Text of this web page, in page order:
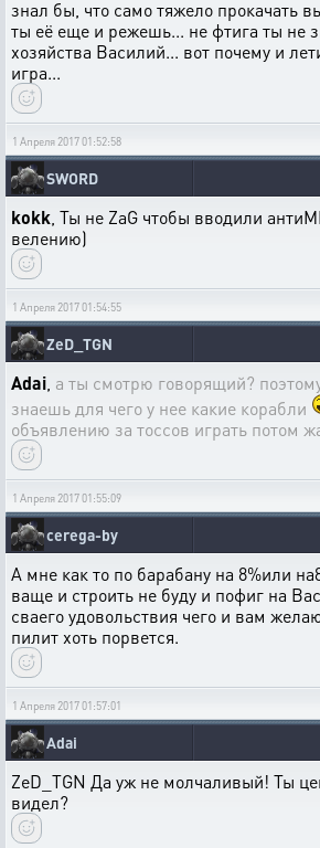
знал бы, что само тяжело прокачать
ты её еще и режешь... не фтига ты не
хозяйства Василий... вот почему и
игра...
1 Апреля 2017 01:52:58
SWORD
kokk , Ты не ZaG чтобы вводили
велению)
1 Апреля 2017 01:54:55
ZeD_TGN
Adai а ты смотрю говорящий?
знаешь для чего у нее какие корабли
объявлению за тоссов играть потом
1 Апреля 2017 01:55:09
cerega-by
А мне как то по барабану на 8%или
ваще и строить не буду и пофиг на
сваего удовольствия чего и вам
пилит хоть порвется.
1 Апреля 2017 01:57:01
Adai
ZeD_TGN Да уж не молчаливый! Ты
видел?